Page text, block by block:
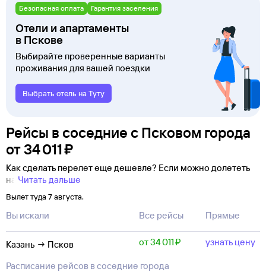
Безопасная оплата Гарантия заселения
Отели и апартаменты
в Пскове
Выбирайте проверенные варианты
проживания для вашей поездки
Выбрать отель на Туту
Рейсы в соседние с Псковом города
от34 ⁠011 ⁠₽
Как сделать перелет еще дешевле? Если можно долететь
на Читать дальше
Вылет туда 7 августа.
Вы искали Все рейсы Прямые
Казань → Псков от 34 ⁠011 ⁠₽ узнать цену
Расписание рейсов в соседние города